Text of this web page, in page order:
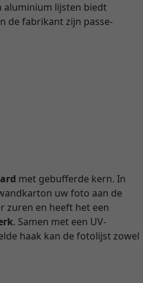
aluminium lijsten biedt
de fabrikant zijn passe-
met gebufferde kern. In
uw foto aan de
zuren en heeft het een
. Samen met een UV-
haak kan de fotolijst zowel